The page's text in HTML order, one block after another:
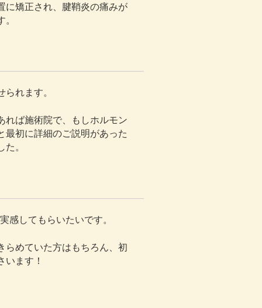
に矯正され、腱鞘炎の痛みが
れます。
れば施術院で、もしホルモン
最初に詳細のご説明があった
。
感してもらいたいです。
らめていた方はもちろん、初
います！